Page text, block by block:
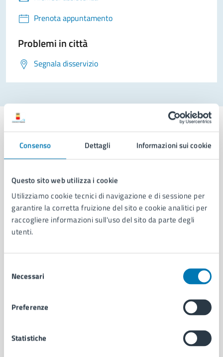
Consenso Dettagli Informazioni sui cookie
Questo sito web utilizza i cookie
Utilizziamo cookie tecnici di navigazione e di sessione per
garantire la corretta fruizione del sito e cookie analitici per
raccogliere informazioni sull'uso del sito da parte degli
utenti.
delNecessari
Preferenze
Statistiche
Prenota appuntamento
Problemi in città
Segnala disservizio
Comune di Napoli
AMMINISTRAZIONE
Aree amministrative
Organi di governo
Municipalità
Personale amministrativo
Intranet, posta aziendale e protocollo
CATEGORIE DI SERVIZIO